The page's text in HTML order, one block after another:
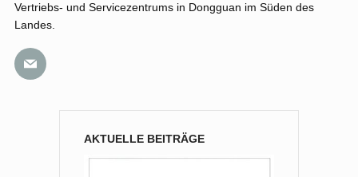
Vertriebs- und Servicezentrums in Dongguan im Süden des
Landes.
AKTUELLE BEITRÄGE